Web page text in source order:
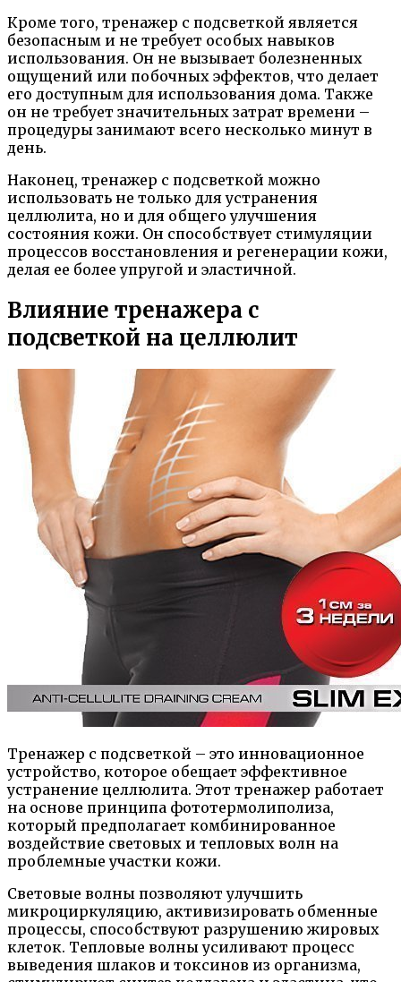
Кроме того, тренажер с подсветкой является
безопасным и не требует особых навыков
использования. Он не вызывает болезненных
ощущений или побочных эффектов, что делает
его доступным для использования дома. Также
он не требует значительных затрат времени –
процедуры занимают всего несколько минут в
день.
Наконец, тренажер с подсветкой можно
использовать не только для устранения
целлюлита, но и для общего улучшения
состояния кожи. Он способствует стимуляции
процессов восстановления и регенерации кожи,
делая ее более упругой и эластичной.
Влияние тренажера с
подсветкой на целлюлит
Тренажер с подсветкой – это инновационное
устройство, которое обещает эффективное
устранение целлюлита. Этот тренажер работает
на основе принципа фототермолиполиза,
который предполагает комбинированное
воздействие световых и тепловых волн на
проблемные участки кожи.
Световые волны позволяют улучшить
микроциркуляцию, активизировать обменные
процессы, способствуют разрушению жировых
клеток. Тепловые волны усиливают процесс
выведения шлаков и токсинов из организма,